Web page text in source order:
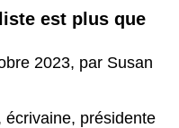
est plus que
2023, par Susan
écrivaine, présidente